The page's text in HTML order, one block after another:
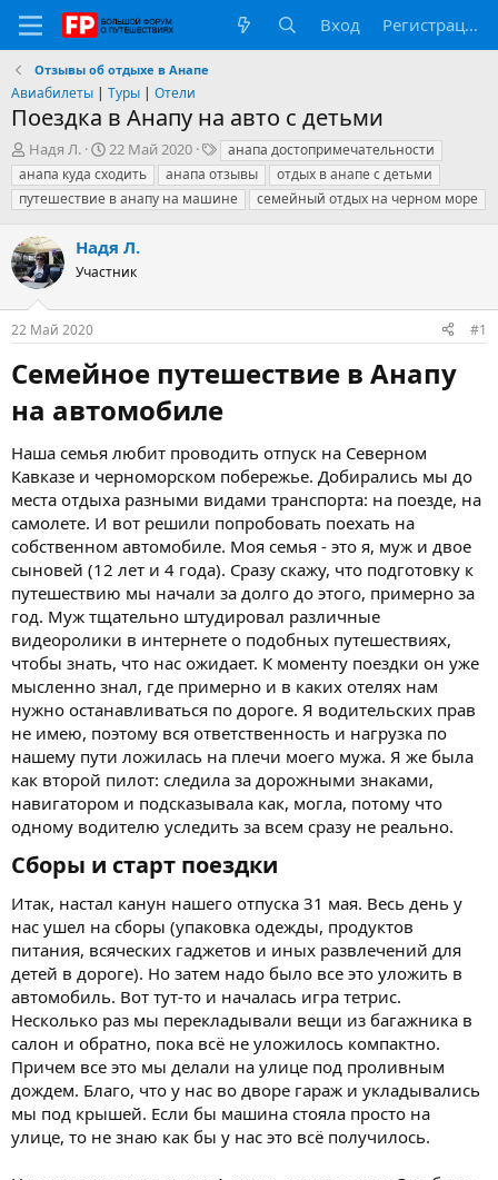
Вход Регистрация
Отзывы об отдыхе в Анапе
Авиабилеты | Туры | Отели
Поездка в Анапу на авто с детьми
А
в
т
о
т
е
м
ы
Надя Л.
Д
а
т
а
а
ч
л
22 Май 2020
Т
е
г
и
анапа достопримечательности
анапа куда сходить
анапа отзывы
отдых в анапе с детьми
путешествие в анапу на машине
семейный отдых на черном море
Надя Л.
Участник
22 Май 2020 #1
Семейное путешествие в Анапу
на автомобиле​
Наша семья любит проводить отпуск на Северном
Кавказе и черноморском побережье. Добирались мы до
места отдыха разными видами транспорта: на поезде, на
самолете. И вот решили попробовать поехать на
собственном автомобиле. Моя семья - это я, муж и двое
сыновей (12 лет и 4 года). Сразу скажу, что подготовку к
путешествию мы начали за долго до этого, примерно за
год. Муж тщательно штудировал различные
видеоролики в интернете о подобных путешествиях,
чтобы знать, что нас ожидает. К моменту поездки он уже
мысленно знал, где примерно и в каких отелях нам
нужно останавливаться по дороге. Я водительских прав
не имею, поэтому вся ответственность и нагрузка по
нашему пути ложилась на плечи моего мужа. Я же была
как второй пилот: следила за дорожными знаками,
навигатором и подсказывала как, могла, потому что
одному водителю уследить за всем сразу не реально.
Сборы и старт поездки​
Итак, настал канун нашего отпуска 31 мая. Весь день у
нас ушел на сборы (упаковка одежды, продуктов
питания, всяческих гаджетов и иных развлечений для
детей в дороге). Но затем надо было все это уложить в
автомобиль. Вот тут-то и началась игра тетрис.
Несколько раз мы перекладывали вещи из багажника в
салон и обратно, пока всё не уложилось компактно.
Причем все это мы делали на улице под проливным
дождем. Благо, что у нас во дворе гараж и укладывались
мы под крышей. Если бы машина стояла просто на
улице, то не знаю как бы у нас это всё получилось.